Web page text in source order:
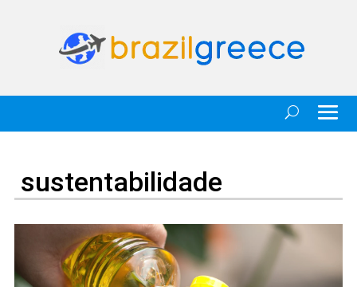
sustentabilidade